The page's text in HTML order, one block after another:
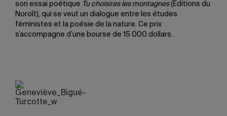
son essai poétique Tu choisiras les montagnes(Éditions du
Noroît), qui se veut un dialogue entre les études
féministes et la poésie de la nature. Ce prix
s’accompagne d’une bourse de 15 000 dollars.